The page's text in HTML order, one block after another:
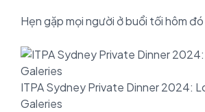
Hẹn gặp mọi người ở buổi tối hôm
ITPA Sydney Private Dinner 2024:
Galeries